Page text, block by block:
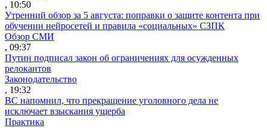
, 10:50
Утренний обзор за 5 августа: поправки о защите контента при
обучении нейросетей и правила «социальных» СЗПК
Обзор СМИ
, 09:37
Путин подписал закон об ограничениях для осужденных
релокантов
Законодательство
, 19:32
ВС напомнил, что прекращение уголовного дела не
исключает взыскания ущерба
Практика